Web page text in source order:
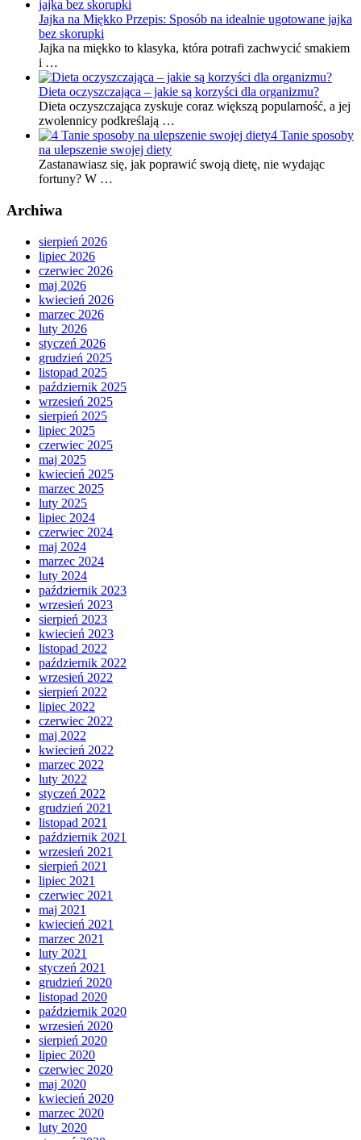
Jajka na Miękko Przepis: Sposób na idealnie ugotowane jajka
bez skorupki
Jajka na miękko to klasyka, która potrafi zachwycić smakiem
i …
Dieta oczyszczająca – jakie są korzyści dla organizmu?
Dieta oczyszczająca zyskuje coraz większą popularność, a jej
zwolennicy podkreślają …
4 Tanie sposoby
na ulepszenie swojej diety
Zastanawiasz się, jak poprawić swoją dietę, nie wydając
fortuny? W …
Archiwa
sierpień 2026
lipiec 2026
czerwiec 2026
maj 2026
kwiecień 2026
marzec 2026
luty 2026
styczeń 2026
grudzień 2025
listopad 2025
październik 2025
wrzesień 2025
sierpień 2025
lipiec 2025
czerwiec 2025
maj 2025
kwiecień 2025
marzec 2025
luty 2025
lipiec 2024
czerwiec 2024
maj 2024
marzec 2024
luty 2024
październik 2023
wrzesień 2023
sierpień 2023
kwiecień 2023
listopad 2022
październik 2022
wrzesień 2022
sierpień 2022
lipiec 2022
czerwiec 2022
maj 2022
kwiecień 2022
marzec 2022
luty 2022
styczeń 2022
grudzień 2021
listopad 2021
październik 2021
wrzesień 2021
sierpień 2021
lipiec 2021
czerwiec 2021
maj 2021
kwiecień 2021
marzec 2021
luty 2021
styczeń 2021
grudzień 2020
listopad 2020
październik 2020
wrzesień 2020
sierpień 2020
lipiec 2020
czerwiec 2020
maj 2020
kwiecień 2020
marzec 2020
luty 2020